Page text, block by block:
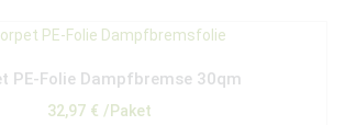
PE-Folie Dampfbremse 30qm
32,97 € /Paket